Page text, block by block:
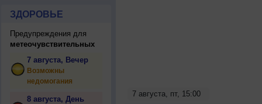
ЗДОРОВЬЕ
Предупреждения для
метеочувствительных
7 августа, Вечер
Возможны
недомогания
8 августа, День